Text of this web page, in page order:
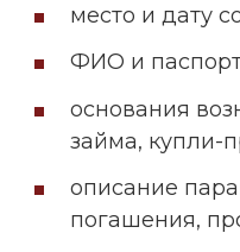
место и дату
ФИО и
основания
займа, купли-
описание
погашения,